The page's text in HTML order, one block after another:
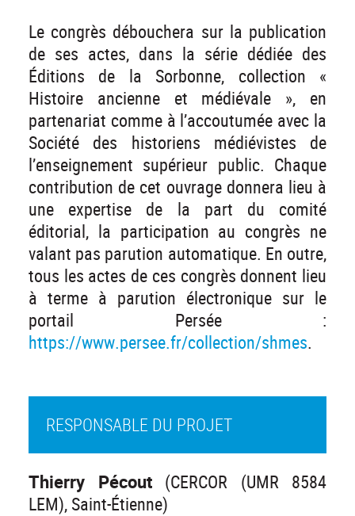
Le congrès débouchera sur la publication
de ses actes, dans la série dédiée des
Éditions de la Sorbonne, collection «
Histoire ancienne et médiévale », en
partenariat comme à l’accoutumée avec la
Société des historiens médiévistes de
l’enseignement supérieur public. Chaque
contribution de cet ouvrage donnera lieu à
une expertise de la part du comité
éditorial, la participation au congrès ne
valant pas parution automatique. En outre,
tous les actes de ces congrès donnent lieu
à terme à parution électronique sur le
portail Persée :
https://www.persee.fr/collection/shmes.
RESPONSABLE DU PROJET
Thierry Pécout (CERCOR (UMR 8584
LEM), Saint-Étienne)